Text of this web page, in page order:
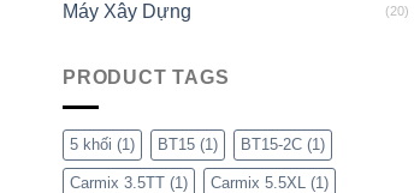
Máy Xây Dựng (20)
PRODUCT TAGS
5 khối (1) BT15 (1) BT15-2C (1)
Carmix 3.5TT (1) Carmix 5.5XL (1)